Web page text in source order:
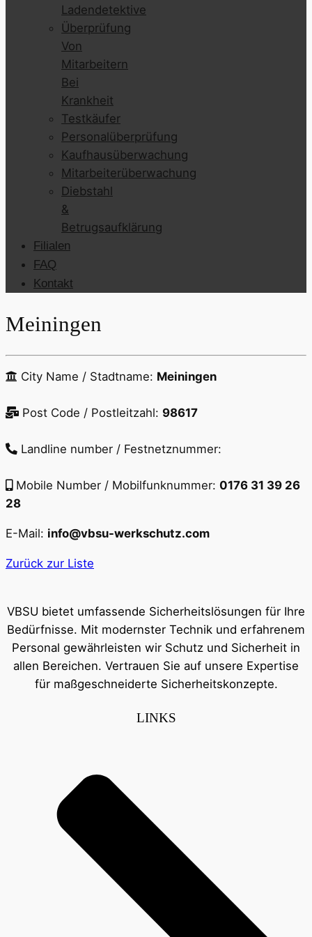
Ladendetektive
Überprüfung
Von
Mitarbeitern
Bei
Krankheit
Testkäufer
Personalüberprüfung
Kaufhausüberwachung
Mitarbeiterüberwachung
Diebstahl
&
Betrugsaufklärung
Filialen
FAQ
Kontakt
Meiningen
City Name / Stadtname: Meiningen
Post Code / Postleitzahl: 98617
Landline number / Festnetznummer:
Mobile Number / Mobilfunknummer: 0176 31 39 26
28
E-Mail: info@vbsu-werkschutz.com
Zurück zur Liste
VBSU bietet umfassende Sicherheitslösungen für Ihre
Bedürfnisse. Mit modernster Technik und erfahrenem
Personal gewährleisten wir Schutz und Sicherheit in
allen Bereichen. Vertrauen Sie auf unsere Expertise
für maßgeschneiderte Sicherheitskonzepte.
LINKS